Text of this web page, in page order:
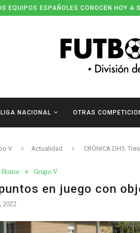
EQUIPOS ESPAÑOLES CONOCEN HOY A
LIGA NACIONAL OTRAS
V Actualidad CRÓNICA DH5.
Honor Grupo V
puntos en juego con